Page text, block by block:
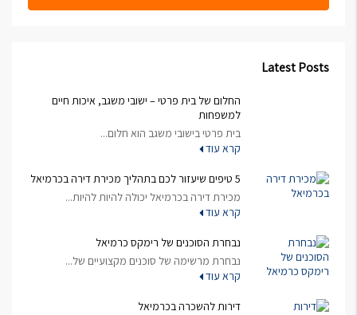
Latest Posts
החלום של בית פרטי – ישובי משגב, איכות חיים
למשפחות
בית פרטי בישובי משגב הוא חלום...
קרא עוד
5 טיפים שיעזור לכם בתהליך מכירת דירה בכרמיאל
מכירת דירה בכרמיאל יכולה להיות להיות...
קרא עוד
נבחרת הסוכנים של רימקס כרמיאל
נבחרת מרשימה של סוכנים מקצועיים של...
קרא עוד
דירות להשכרה בכרמיאל